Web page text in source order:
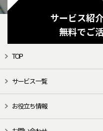
サービス紹
無料でご
TOP
サービス一覧
お役立ち情報